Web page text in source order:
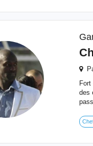
des